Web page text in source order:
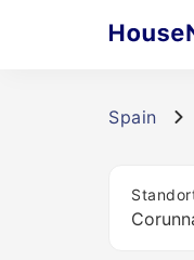
Spain